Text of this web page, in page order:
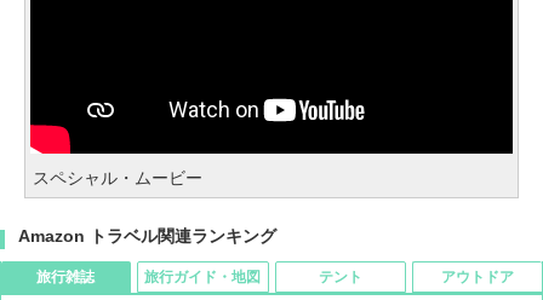
スペシャル・ムービー
Amazon トラベル関連ランキング
旅行雑誌 旅行ガイド・地図 テント アウトドア